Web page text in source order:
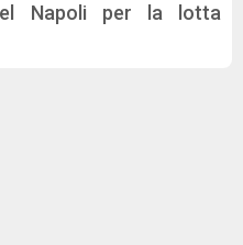
Napoli per la lotta